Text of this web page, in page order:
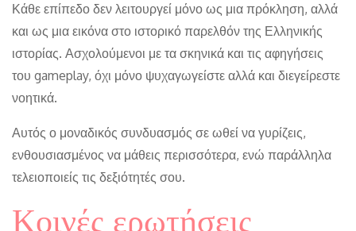
Κάθε επίπεδο δεν λειτουργεί μόνο ως μια πρόκληση, αλλά
και ως μια εικόνα στο ιστορικό παρελθόν της Ελληνικής
ιστορίας. Ασχολούμενοι με τα σκηνικά και τις αφηγήσεις
του gameplay, όχι μόνο ψυχαγωγείστε αλλά και διεγείρεστε
νοητικά.
Αυτός ο μοναδικός συνδυασμός σε ωθεί να γυρίζεις,
ενθουσιασμένος να μάθεις περισσότερα, ενώ παράλληλα
τελειοποιείς τις δεξιότητές σου.
Κοινές ερωτήσεις